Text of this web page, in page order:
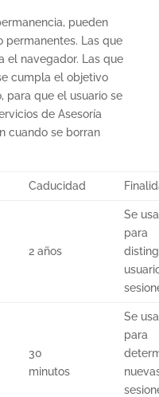
pueden
permanentes. Las que
el navegador. Las que
cumpla el objetivo
para que el usuario se
de Asesoría
cuando se borran
Caducidad
2 años
Se usa
para
30
minutos
Se usa
para